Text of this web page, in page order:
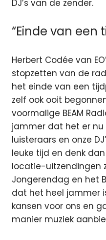
DJ’s van de zender.
“Einde van een
Herbert Codée van
stopzetten van de
het einde van een
zelf ook ooit
voormalige BEAM
jammer dat het er nu
luisteraars en onze
leuke tijd en denk
locatie-uitzendingen
Jongerendag en het
dat het heel jammer
kansen voor ons en
manier muziek